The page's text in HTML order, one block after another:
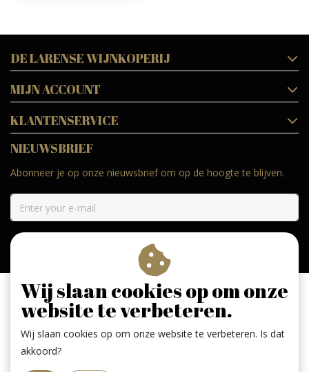
DE LARENSE WIJNKOPERIJ
MIJN ACCOUNT
KLANTENSERVICE
NIEUWSBRIEF
Abonneer je op onze nieuwsbrief om op de hoogte te blijven.
Geniet, maar drink met mate. Geen 18 geen alcohol
Wij slaan cookies op om onze
website te verbeteren.
Wij slaan cookies op om onze website te verbeteren. Is dat
akkoord?